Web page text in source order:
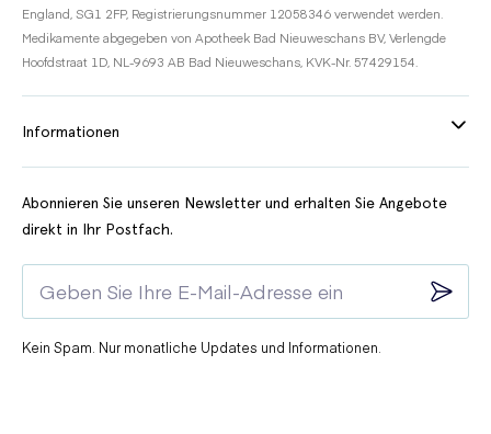
England, SG1 2FP, Registrierungsnummer 12058346 verwendet werden.
Medikamente abgegeben von Apotheek Bad Nieuweschans BV, Verlengde
Hoofdstraat 1D, NL-9693 AB Bad Nieuweschans, KVK-Nr. 57429154.
Informationen
Abonnieren Sie unseren Newsletter und erhalten Sie Angebote
direkt in Ihr Postfach.
Kein Spam. Nur monatliche Updates und Informationen.